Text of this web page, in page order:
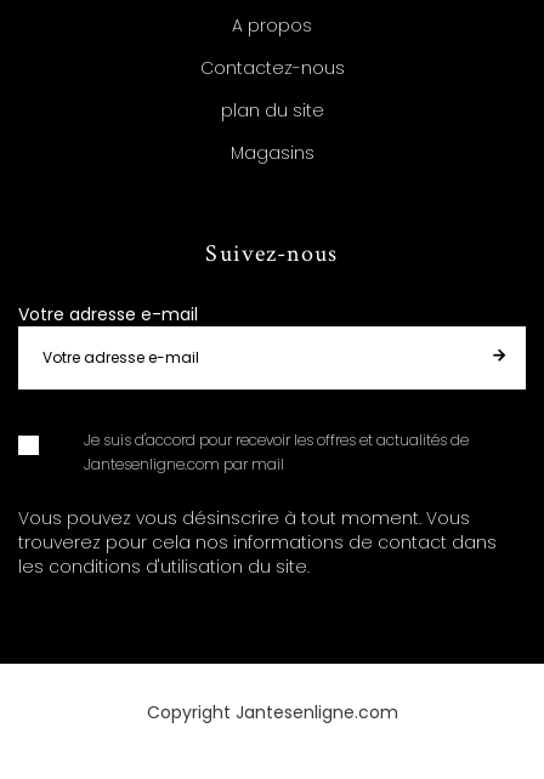
A propos
Contactez-nous
plan du site
Magasins
Suivez-nous
Votre adresse e-mail
Je suis d'accord pour recevoir les offres et actualités de
Jantesenligne.com par mail
Vous pouvez vous désinscrire à tout moment. Vous
trouverez pour cela nos informations de contact dans
les conditions d'utilisation du site.
Copyright Jantesenligne.com